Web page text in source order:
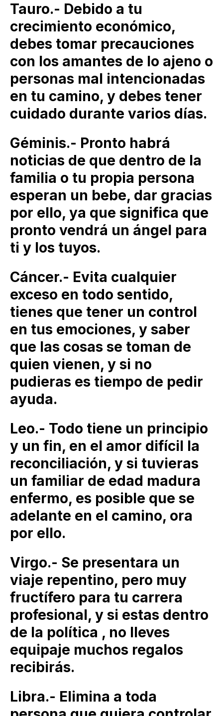
Tauro.- Debido a tu
crecimiento económico,
debes tomar precauciones
con los amantes de lo ajeno o
personas mal intencionadas
en tu camino, y debes tener
cuidado durante varios días.
Géminis.- Pronto habrá
noticias de que dentro de la
familia o tu propia persona
esperan un bebe, dar gracias
por ello, ya que significa que
pronto vendrá un ángel para
ti y los tuyos.
Cáncer.- Evita cualquier
exceso en todo sentido,
tienes que tener un control
en tus emociones, y saber
que las cosas se toman de
quien vienen, y si no
pudieras es tiempo de pedir
ayuda.
Leo.- Todo tiene un principio
y un fin, en el amor difícil la
reconciliación, y si tuvieras
un familiar de edad madura
enfermo, es posible que se
adelante en el camino, ora
por ello.
Virgo.- Se presentara un
viaje repentino, pero muy
fructífero para tu carrera
profesional, y si estas dentro
de la política , no lleves
equipaje muchos regalos
recibirás.
Libra.- Elimina a toda